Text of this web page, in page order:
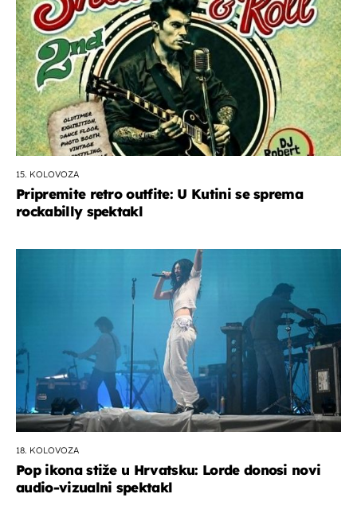
15. KOLOVOZA
Pripremite retro outfite: U Kutini se sprema
rockabilly spektakl
18. KOLOVOZA
Pop ikona stiže u Hrvatsku: Lorde donosi novi
audio-vizualni spektakl